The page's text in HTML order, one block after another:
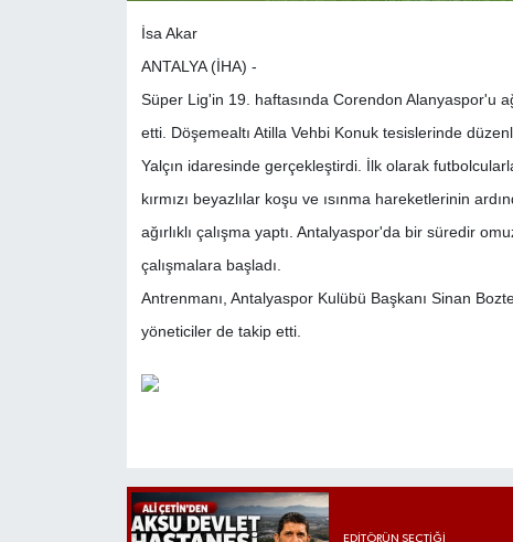
İsa Akar
ANTALYA (İHA) -
Süper Lig'in 19. haftasında Corendon Alanyaspor'u
etti. Döşemealtı Atilla Vehbi Konuk tesislerinde
Yalçın idaresinde gerçekleştirdi. İlk olarak
kırmızı beyazlılar koşu ve ısınma hareketlerinin
ağırlıklı çalışma yaptı. Antalyaspor'da bir süredir
çalışmalara başladı.
Antrenmanı, Antalyaspor Kulübü Başkanı Sinan
yöneticiler de takip etti.
EDITÖRÜN SEÇTIĞI